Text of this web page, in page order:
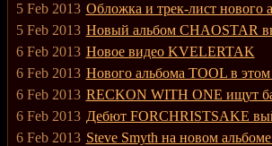
5 Feb 2013 Обложка и трек-лист
5 Feb 2013 Новый альбом CHAOSTAR
6 Feb 2013 Новое видео KVELERTAK
6 Feb 2013 Нового альбома TOOL в этом
6 Feb 2013 RECKON WITH ONE ищут
6 Feb 2013 Дебют FORCHRISTSAKE
6 Feb 2013 Steve Smyth на новом